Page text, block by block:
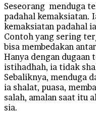
Seseorang menduga
padahal kemaksiatan.
kemaksiatan padahal
Contoh yang sering
bisa membedakan
Hanya dengan dugaan
istihadhah, ia tidak
Sebaliknya, menduga
ia shalat, puasa,
salah, amalan saat itu
sia.